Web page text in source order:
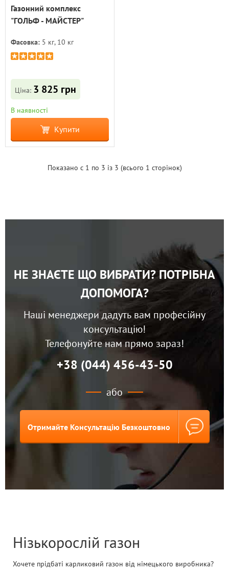
Газонний комплекс
"ГОЛЬФ - МАЙСТЕР"
Фасовка: 5 кг, 10 кг
Ціна: 3 825 грн
В наявності
Купити
Показано с 1 по 3 із 3 (всього 1 сторінок)
НЕ ЗНАЄТЕ ЩО ВИБРАТИ? ПОТРІБНА
ДОПОМОГА?
Наші менеджери дадуть вам професійну
консультацію!
Телефонуйте нам прямо зараз!
+38 (044) 456-43-50
або
Отримайте Консультацію Безкоштовно
Нізькорослій газон
Хочете прідбаті карликовий газон від німецького виробника?